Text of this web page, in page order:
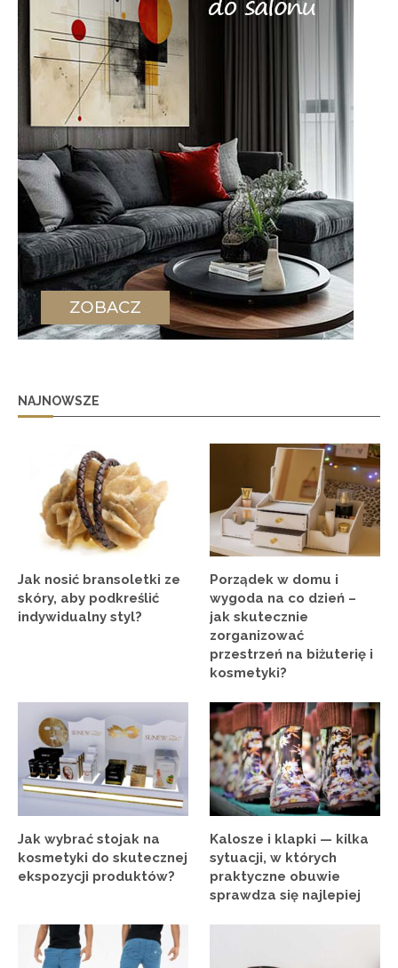
NAJNOWSZE
Jak nosić bransoletki ze
skóry, aby podkreślić
indywidualny styl?
Porządek w domu i
wygoda na co dzień –
jak skutecznie
zorganizować
przestrzeń na biżuterię i
kosmetyki?
Jak wybrać stojak na
kosmetyki do skutecznej
ekspozycji produktów?
Kalosze i klapki — kilka
sytuacji, w których
praktyczne obuwie
sprawdza się najlepiej